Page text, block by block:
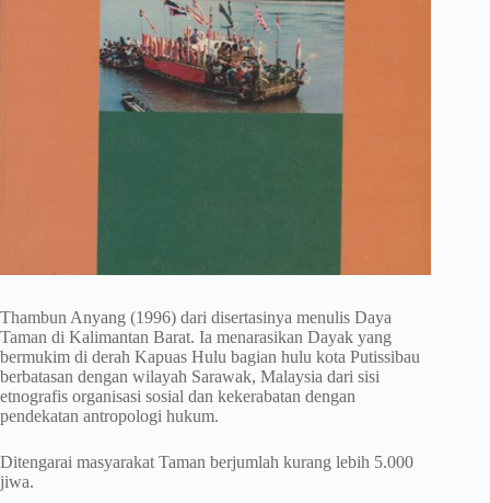
Thambun Anyang (1996) dari disertasinya menulis Daya
Taman di Kalimantan Barat. Ia menarasikan Dayak yang
bermukim di derah Kapuas Hulu bagian hulu kota Putissibau
berbatasan dengan wilayah Sarawak, Malaysia dari sisi
etnografis organisasi sosial dan kekerabatan dengan
pendekatan antropologi hukum.
Ditengarai masyarakat Taman berjumlah kurang lebih 5.000
jiwa.